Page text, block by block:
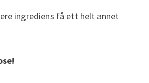
ingrediens få ett helt annet